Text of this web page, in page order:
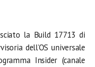
la Build 17713 di
dell’OS universale
Insider (canale